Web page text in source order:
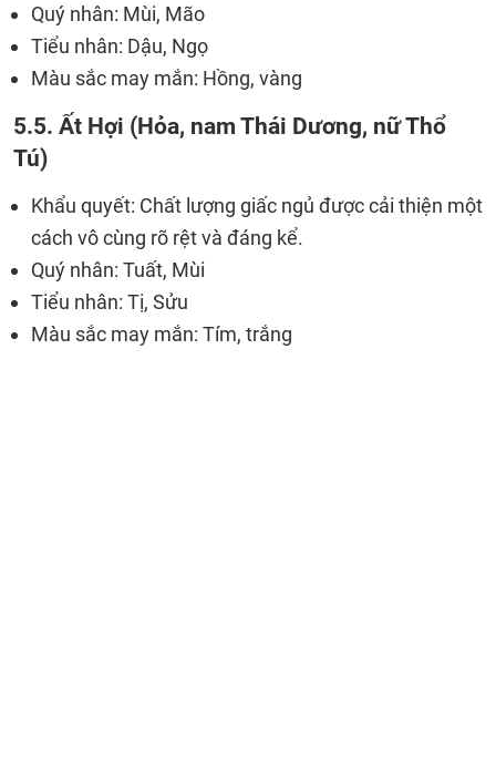
Quý nhân: Mùi, Mão
Tiểu nhân: Dậu, Ngọ
Màu sắc may mắn: Hồng, vàng
5.5. Ất Hợi (Hỏa, nam Thái Dương, nữ Thổ
Tú)
Khẩu quyết: Chất lượng giấc ngủ được cải thiện một
cách vô cùng rõ rệt và đáng kể.
Quý nhân: Tuất, Mùi
Tiểu nhân: Tị, Sửu
Màu sắc may mắn: Tím, trắng